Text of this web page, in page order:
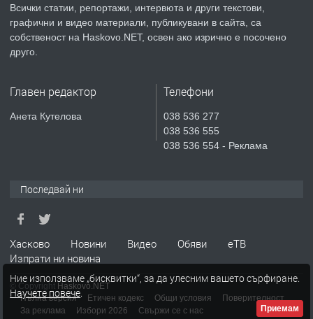
преди 4 дни
ПРЕДЛАГА
НАПЪЛНО ОБЗАВЕДЕН И
Давам гараж под наем
Любен Каравелов, Хасково-близо до
градската градина!
преди 5 дни
Всички статии, репортажи, интервюта и други текстови,
графични и видео материали, публикувани в сайта, са
собственост на Haskovo.NET, освен ако изрично е посочено
друго.
Главен редактор
Анета Кутелова
Телефони
038 536 277
038 536 555
038 536 554 - Реклама
Последвай ни
Хасково Новини Видео Обяви
еТВ
Изпрати ни новина
© Copyright Haskovo.NET
Пълна версия
Етичен кодекс Общи условия
Поверителност
За реклама
Избори 2026 Свържи се с нас
Ние използваме „бисквитки“, за да улесним вашето сърфиране.
Научете повече.
Приемам